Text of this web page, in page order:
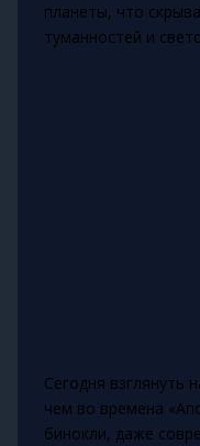
планеты, что
туманностей и
Сегодня взглянуть
чем во времена
бинокли, даже